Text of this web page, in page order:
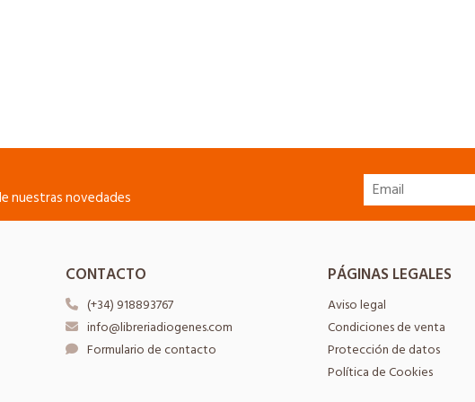
nuestras novedades
CONTACTO
(+34) 918893767
info@libreriadiogenes.com
Formulario de contacto
PÁGINAS LEGALES
Aviso legal
Condiciones de venta
Protección de datos
Política de Cookies